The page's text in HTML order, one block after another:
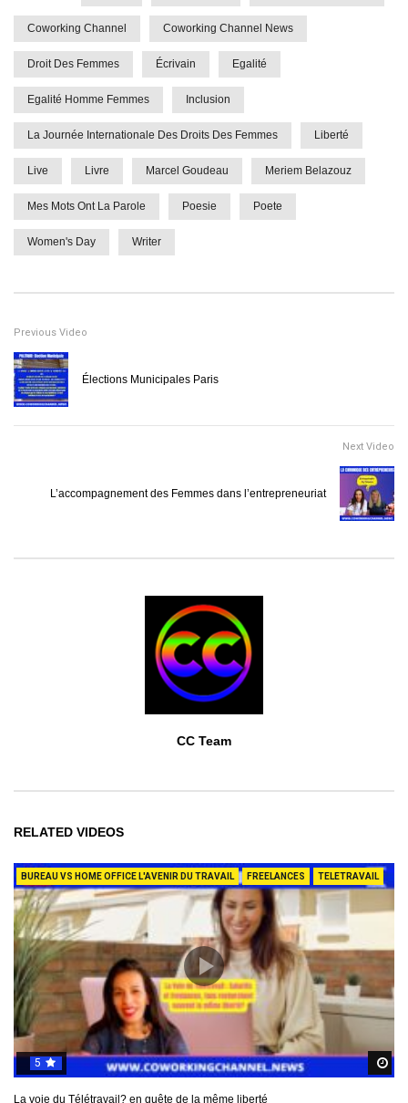
Coworking Channel Coworking Channel News
Droit Des Femmes Écrivain Egalité
Egalité Homme Femmes Inclusion
La Journée Internationale Des Droits Des Femmes Liberté
Live Livre Marcel Goudeau Meriem Belazouz
Mes Mots Ont La Parole Poesie Poete
Women's Day Writer
Previous Video
Élections Municipales Paris
Next Video
L’accompagnement des Femmes dans l’entrepreneuriat
CC Team
RELATED VIDEOS
BUREAU VS HOME OFFICE L'AVENIR DU TRAVAIL FREELANCES TELETRAVAIL
5
La voie du Télétravail? en quête de la même liberté